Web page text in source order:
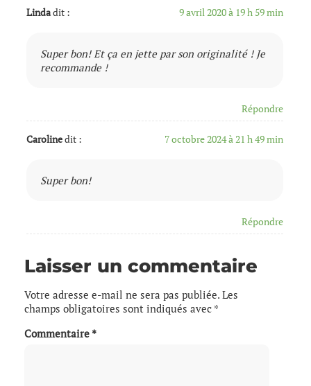
Lindadit : 9 avril 2020 à 19 h 59 min
Super bon! Et ça en jette par son originalité ! Je
recommande !
Répondre
Carolinedit : 7 octobre 2024 à 21 h 49 min
Super bon!
Répondre
Laisser un commentaire
Votre adresse e-mail ne sera pas publiée. Les
champs obligatoires sont indiqués avec *
Commentaire *